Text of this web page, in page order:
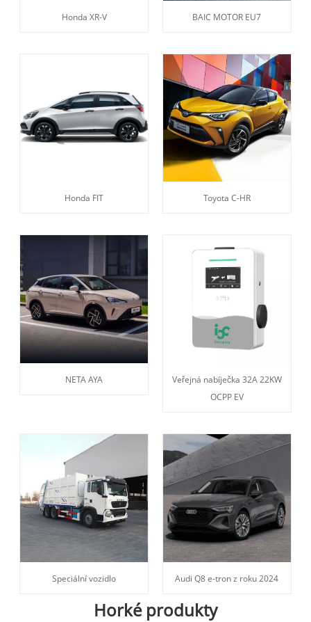
Honda XR-V BAIC MOTOR EU7
Honda FIT Toyota C-HR
NETA AYA
Veřejná nabíječka 32A 22KW
OCPP EV
Speciální vozidlo Audi Q8 e-tron z roku 2024
Horké produkty